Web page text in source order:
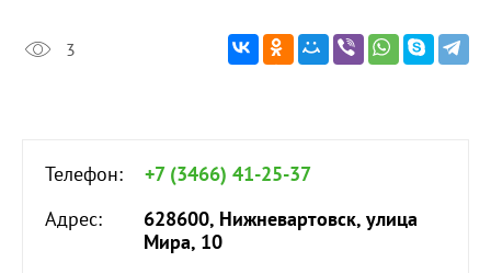
3
Телефон:
+7 (3466) 41-25-37
Адрес:
628600, Нижневартовск, улица
Мира, 10